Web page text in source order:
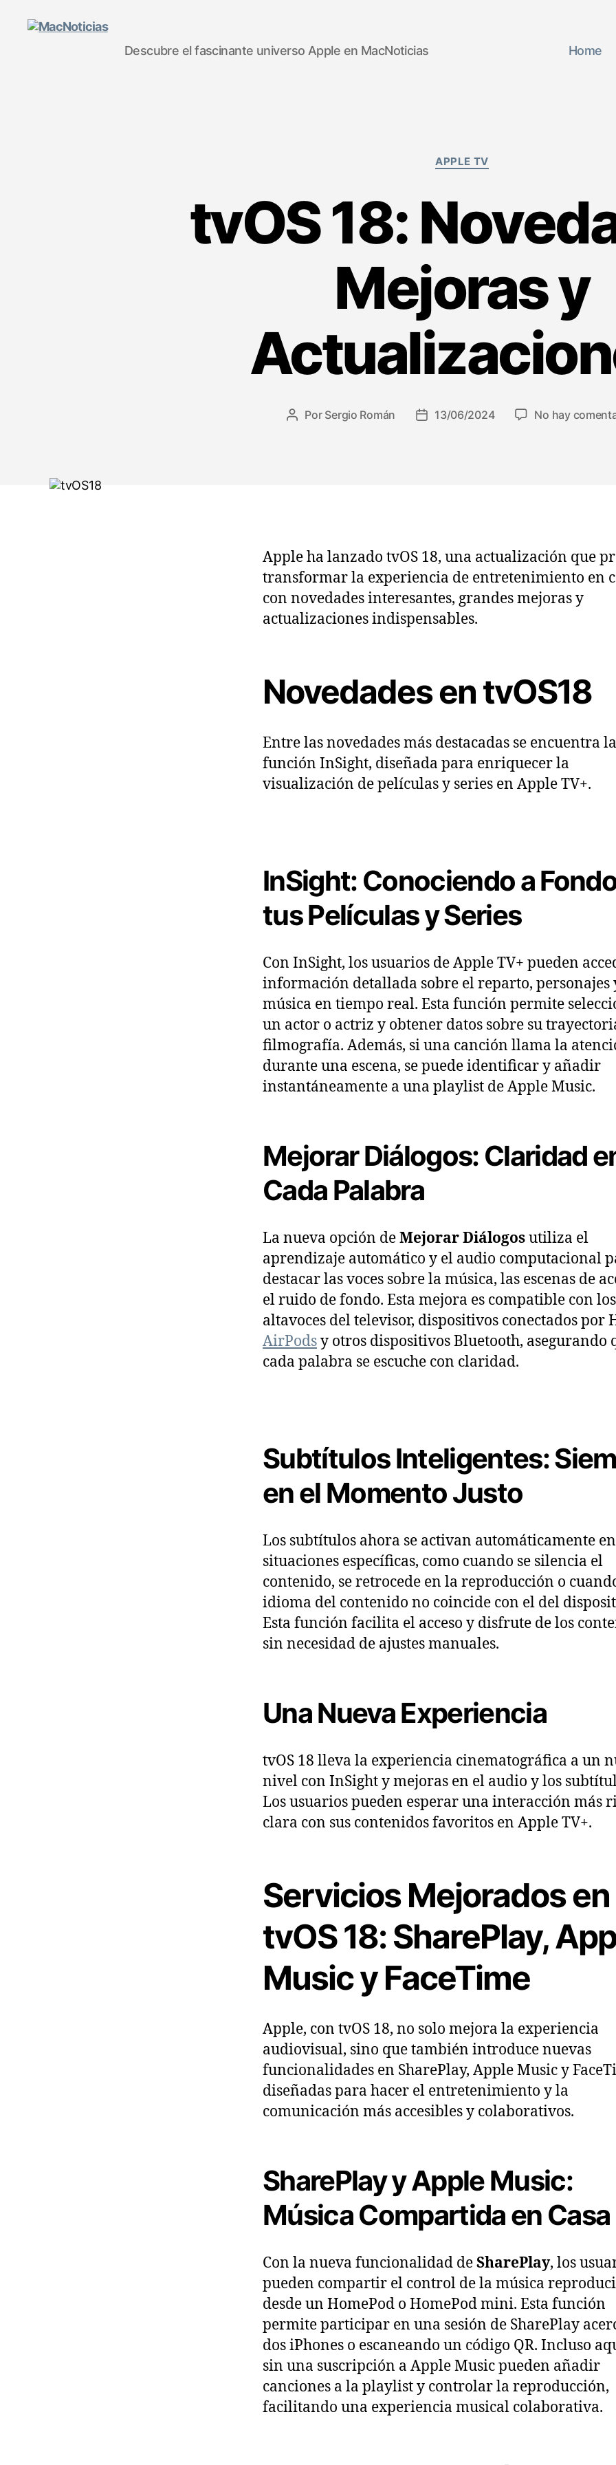
Descubre el fascinante universo Apple en MacNoticias Home
Categorías
APPLE TV
tvOS 18:
Mejoras y
Autor
Por Sergio Román
Fecha13/06/2024 No hay
Apple ha lanzado tvOS 18, una actualización que
transformar la experiencia de entretenimiento en
con novedades interesantes, grandes mejoras y
actualizaciones indispensables.
Novedades en tvOS18
Entre las novedades más destacadas se encuentra la
función InSight, diseñada para enriquecer la
visualización de películas y series en Apple TV+.
InSight: Conociendo a
tus Películas y Series
Con InSight, los usuarios de Apple TV+ pueden
información detallada sobre el reparto, personajes
música en tiempo real. Esta función permite
un actor o actriz y obtener datos sobre su
filmografía. Además, si una canción llama la
durante una escena, se puede identificar y añadir
instantáneamente a una playlist de Apple Music.
Mejorar Diálogos: Claridad
Cada Palabra
La nueva opción deMejorar Diálogosutiliza el
aprendizaje automático y el audio computacional
destacar las voces sobre la música, las escenas de
el ruido de fondo. Esta mejora es compatible con los
altavoces del televisor, dispositivos conectados por
AirPodsy otros dispositivos Bluetooth, asegurando
cada palabra se escuche con claridad.
Subtítulos Inteligentes:
en el Momento Justo
Los subtítulos ahora se activan automáticamente en
situaciones específicas, como cuando se silencia el
contenido, se retrocede en la reproducción o
idioma del contenido no coincide con el del
Esta función facilita el acceso y disfrute de los
sin necesidad de ajustes manuales.
Una Nueva Experiencia
tvOS 18 lleva la experiencia cinematográfica a un
nivel con InSight y mejoras en el audio y los
Los usuarios pueden esperar una interacción más
clara con sus contenidos favoritos en Apple TV+.
Servicios Mejorados en
tvOS 18: SharePlay,
Music y FaceTime
Apple, con tvOS 18, no solo mejora la experiencia
audiovisual, sino que también introduce nuevas
funcionalidades en SharePlay, Apple Music y
diseñadas para hacer el entretenimiento y la
comunicación más accesibles y colaborativos.
SharePlay y Apple Music:
Música Compartida en Casa
Con la nueva funcionalidad deSharePlay, los
pueden compartir el control de la música
desde un HomePod o HomePod mini. Esta función
permite participar en una sesión de SharePlay
dos iPhones o escaneando un código QR. Incluso
sin una suscripción a Apple Music pueden añadir
canciones a la playlist y controlar la reproducción,
facilitando una experiencia musical colaborativa.